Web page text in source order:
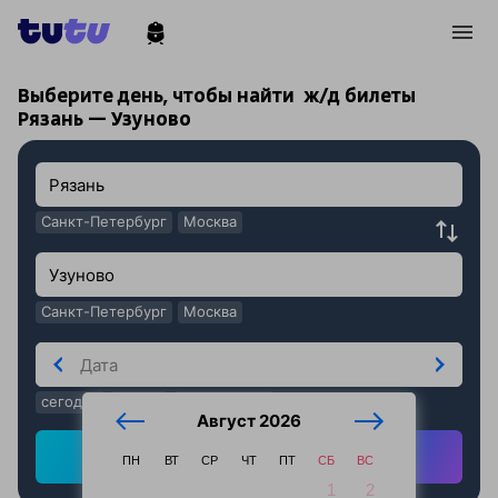
Выберите день, чтобы найти ж/д билеты
Рязань — Узуново
Санкт-Петербург Москва
Санкт-Петербург Москва
Август 2026
ПН ВТ СР ЧТ ПТ СБ ВС
1 2
сегодня
Найти ж/д билеты